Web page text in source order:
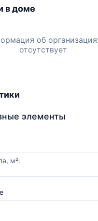
в доме
об
отсутствует
элементы
м²: